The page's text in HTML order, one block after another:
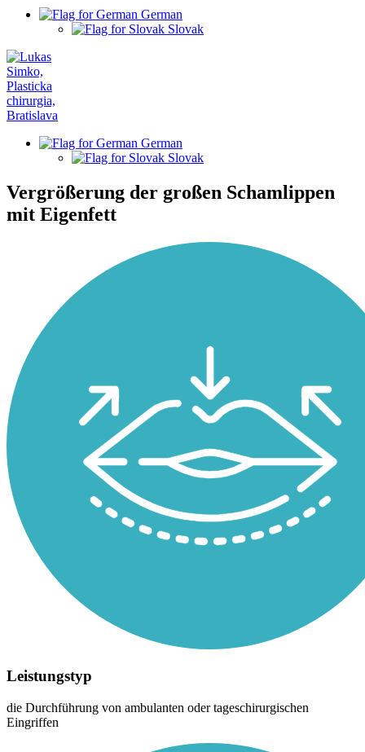
German
Slovak
German
Slovak
Vergrößerung der großen Schamlippen
mit Eigenfett
Leistungstyp
die Durchführung von ambulanten oder tageschirurgischen
Eingriffen